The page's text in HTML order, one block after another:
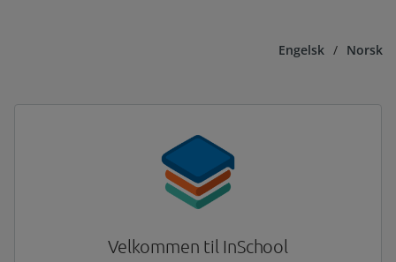
Engelsk / Norsk
Velkommen til InSchool